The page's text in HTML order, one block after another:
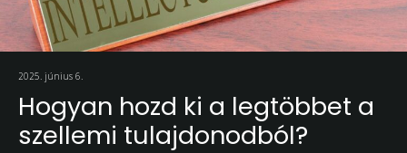
2025. június 6.
Hogyan hozd ki a legtöbbet a
szellemi tulajdonodból?